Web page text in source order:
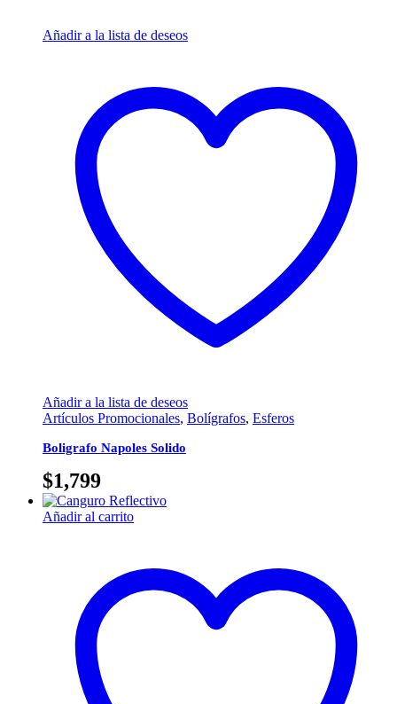
Añadir a la lista de deseos
Añadir a la lista de deseos
Artículos Promocionales, Bolígrafos, Esferos
Boligrafo Napoles Solido
$1,799
Añadir al carrito